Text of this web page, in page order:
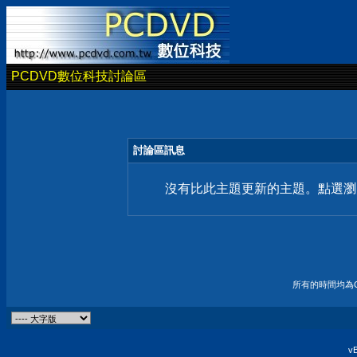
PCDVD數位科技討論區
討論區訊息
沒有比此主題更新的主題。點選
所有的時間均為